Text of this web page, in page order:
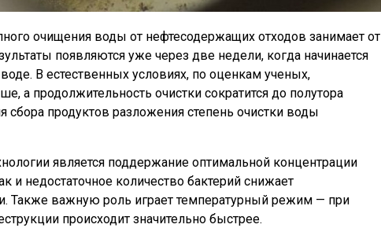
очищения воды от нефтесодержащих отходов занимает от
появляются уже через две недели, когда начинается
В естественных условиях, по оценкам ученых,
продолжительность очистки сократится до полутора
продуктов разложения степень очистки воды
является поддержание оптимальной концентрации
недостаточное количество бактерий снижает
Также важную роль играет температурный режим — при
происходит значительно быстрее.